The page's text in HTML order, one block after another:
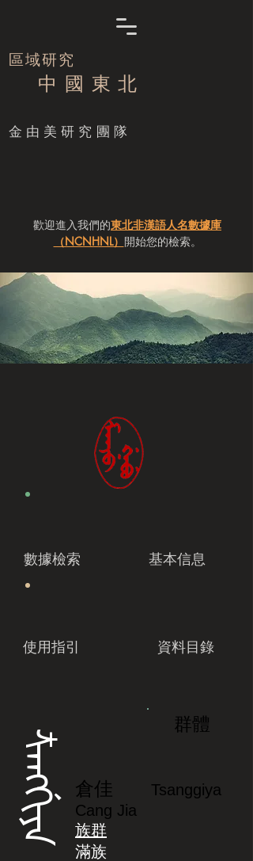
區域研究
中 國 東 北
​金由美研究團隊
歡迎進入我們的東北非漢語人名數據庫
（NCNHNL） 開始您的檢索。
數據檢索 基本信息
使用指引 資料目錄
ᡮᠠᠩᡤᡳᠶᠠ
群體
倉佳
Tsanggiya
Cang Jia
族群
滿族